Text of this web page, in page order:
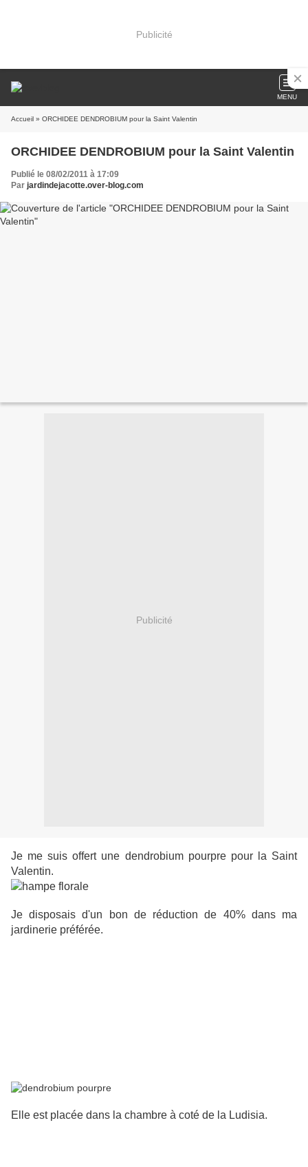
Publicité
MENU
Accueil » ORCHIDEE DENDROBIUM pour la Saint Valentin
ORCHIDEE DENDROBIUM pour la Saint Valentin
Publié le 08/02/2011 à 17:09
Par jardindejacotte.over-blog.com
Publicité
Je me suis offert une dendrobium pourpre pour la Saint
Valentin.
Je disposais d'un bon de réduction de 40% dans ma
jardinerie préférée.
Elle est placée dans la chambre à coté de la Ludisia.